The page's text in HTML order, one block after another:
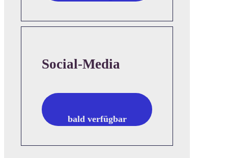
Social-Media
bald verfügbar